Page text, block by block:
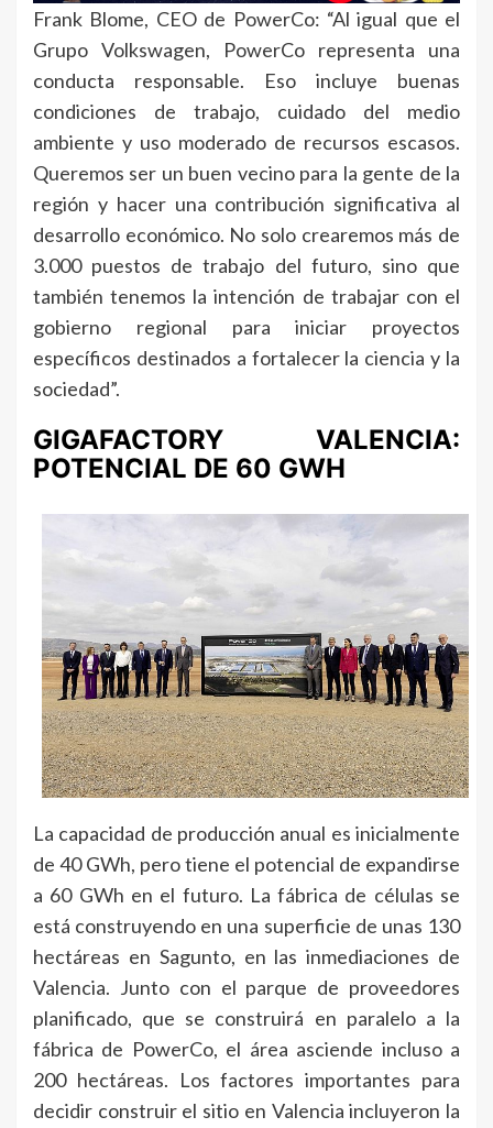
Frank Blome, CEO de PowerCo: “Al igual que el
Grupo Volkswagen, PowerCo representa una
conducta responsable. Eso incluye buenas
condiciones de trabajo, cuidado del medio
ambiente y uso moderado de recursos escasos.
Queremos ser un buen vecino para la gente de la
región y hacer una contribución significativa al
desarrollo económico. No solo crearemos más de
3.000 puestos de trabajo del futuro, sino que
también tenemos la intención de trabajar con el
gobierno regional para iniciar proyectos
específicos destinados a fortalecer la ciencia y la
sociedad”.
GIGAFACTORY VALENCIA:
POTENCIAL DE 60 GWH
La capacidad de producción anual es inicialmente
de 40 GWh, pero tiene el potencial de expandirse
a 60 GWh en el futuro. La fábrica de células se
está construyendo en una superficie de unas 130
hectáreas en Sagunto, en las inmediaciones de
Valencia. Junto con el parque de proveedores
planificado, que se construirá en paralelo a la
fábrica de PowerCo, el área asciende incluso a
200 hectáreas. Los factores importantes para
decidir construir el sitio en Valencia incluyeron la